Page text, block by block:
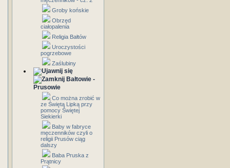
Groby końskie
Obrzęd
ciałopalenia
Religia Bałtów
Uroczystości
pogrzebowe
Zaślubiny
Bałtowie -
Prusowie
Co można zrobić w
ze Świętą Lipką przy
pomocy Świętej
Siekierki
Baby w fabryce
męczenników czyli o
religii Prusów ciąg
dalszy
Baba Pruska z
Prątnicy